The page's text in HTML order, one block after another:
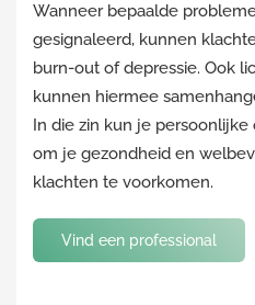
Wanneer bepaalde
gesignaleerd, kunnen
burn-out of depressie. Ook
kunnen hiermee
In die zin kun je
om je gezondheid en
klachten te voorkomen.
Vind een professional